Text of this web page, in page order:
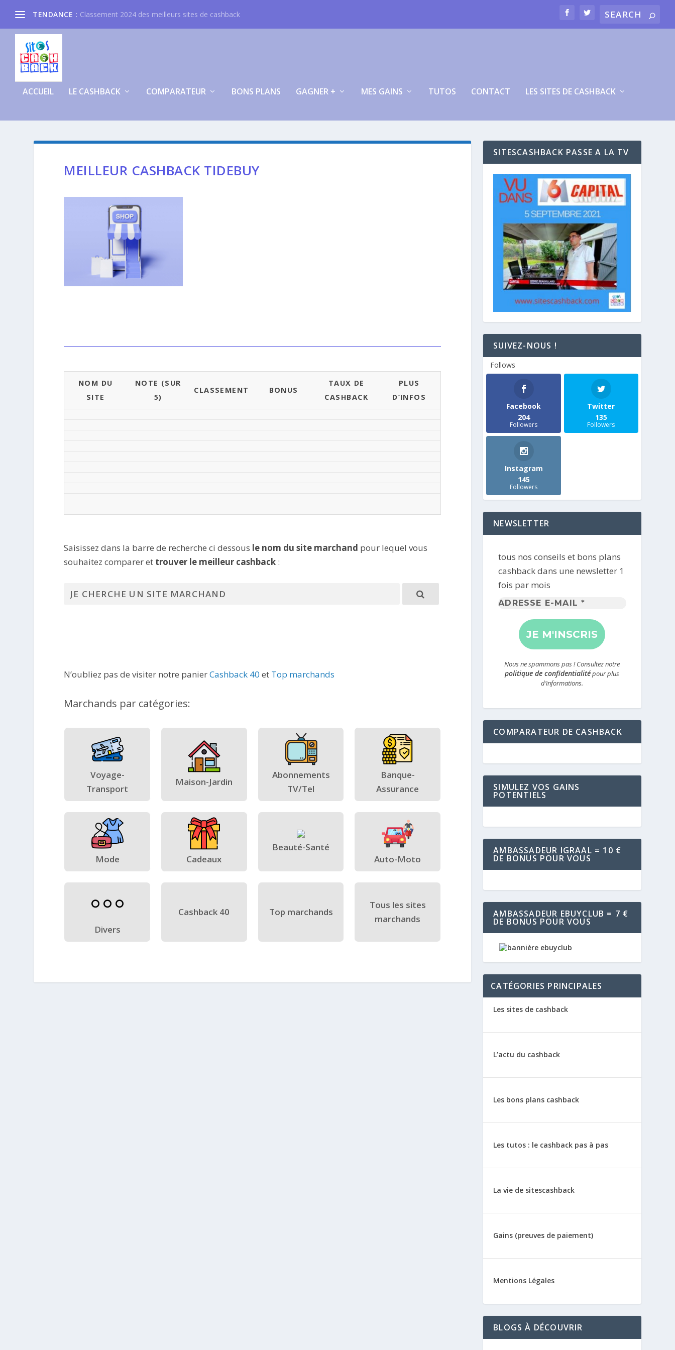
TENDANCE : Classement 2024 des meilleurs sites de cashback
ACCUEIL LE CASHBACK COMPARATEUR BONS PLANS GAGNER + MES GAINS TUTOS CONTACT LES SITES DE CASHBACK
MEILLEUR CASHBACK TIDEBUY
NOM DU
SITE
NOTE (SUR
5)
CLASSEMENT BONUS
TAUX DE
CASHBACK
PLUS
D’INFOS
Saisissez dans la barre de recherche ci dessous le nom du site marchand pour lequel vous
souhaitez comparer et trouver le meilleur cashback :
N’oubliez pas de visiter notre panierCashback 40 et Top marchands
Marchands par catégories:
Voyage-
Transport
Maison-Jardin
Abonnements
TV/Tel
Banque-
Assurance
Mode Cadeaux
Beauté-Santé
Auto-Moto
Divers
Cashback 40 Top marchands
Tous les sites
marchands
SITESCASHBACK PASSE A LA TV
SUIVEZ-NOUS !
Follows
Facebook
204
Followers
Twitter
135
Followers
Instagram
145
Followers
NEWSLETTER
tous nos conseils et bons plans
cashback dans une newsletter 1
fois par mois
Adresse
mail
*
Nous ne spammons pas ! Consultez notre
politique de confidentialitépour plus
d’informations.
COMPARATEUR DE CASHBACK
SIMULEZ VOS GAINS
POTENTIELS
AMBASSADEUR IGRAAL = 10 €
DE BONUS POUR VOUS
AMBASSADEUR EBUYCLUB = 7 €
DE BONUS POUR VOUS
CATÉGORIES PRINCIPALES
Les sites de cashback
L’actu du cashback
Les bons plans cashback
Les tutos : le cashback pas à pas
La vie de sitescashback
Gains (preuves de paiement)
Mentions Légales
BLOGS À DÉCOUVRIR